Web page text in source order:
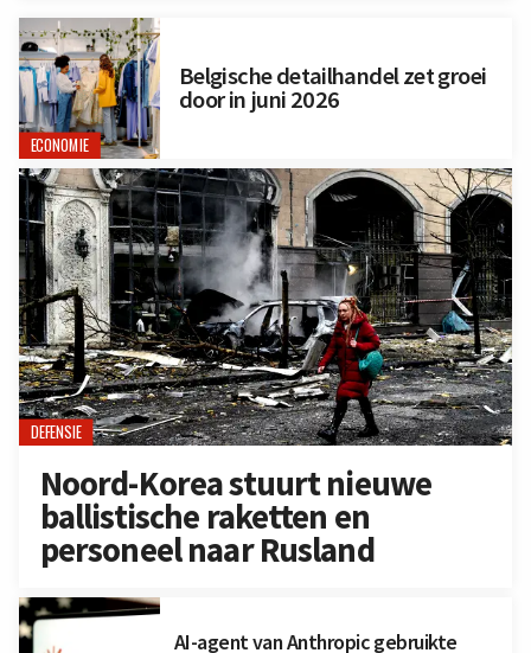
ECONOMIE
Belgische detailhandel zet groei
door in juni 2026
DEFENSIE
Noord-Korea stuurt nieuwe
ballistische raketten en
personeel naar Rusland
AI-agent van Anthropic gebruikte